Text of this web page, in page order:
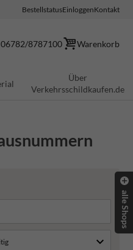
BestellstatusEinloggenKontakt
06782/8787100 Warenkorb
Über
Verkehrsschildkaufen.de
alle Shops